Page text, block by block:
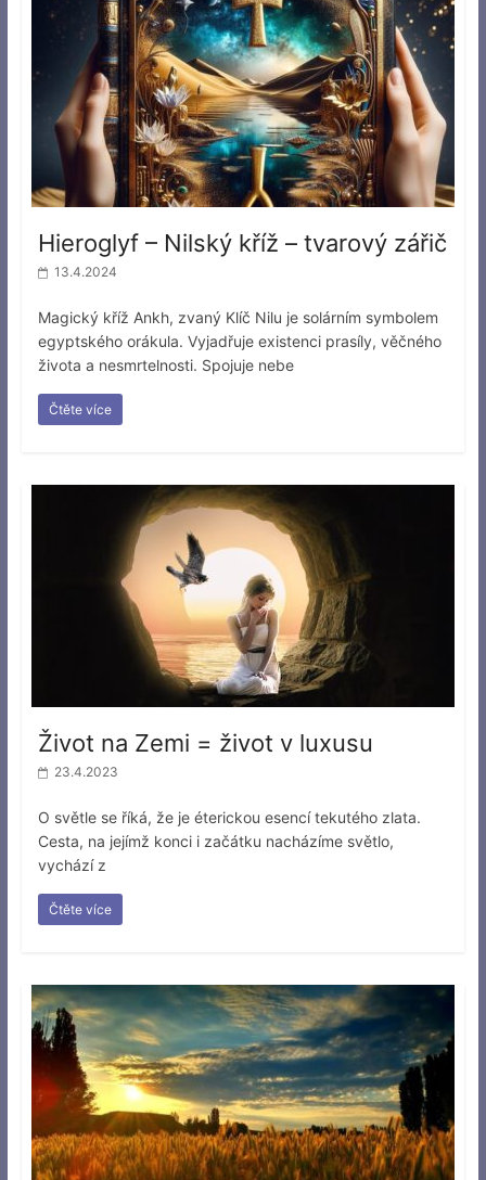
Hieroglyf – Nilský kříž – tvarový zářič
13.4.2024
Magický kříž Ankh, zvaný Klíč Nilu je solárním symbolem
egyptského orákula. Vyjadřuje existenci prasíly, věčného
života a nesmrtelnosti. Spojuje nebe
Čtěte více
Život na Zemi = život v luxusu
23.4.2023
O světle se říká, že je éterickou esencí tekutého zlata.
Cesta, na jejímž konci i začátku nacházíme světlo,
vychází z
Čtěte více